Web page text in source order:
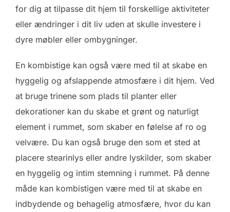
for dig at tilpasse dit hjem til forskellige aktiviteter
eller ændringer i dit liv uden at skulle investere i
dyre møbler eller ombygninger.
En kombistige kan også være med til at skabe en
hyggelig og afslappende atmosfære i dit hjem. Ved
at bruge trinene som plads til planter eller
dekorationer kan du skabe et grønt og naturligt
element i rummet, som skaber en følelse af ro og
velvære. Du kan også bruge den som et sted at
placere stearinlys eller andre lyskilder, som skaber
en hyggelig og intim stemning i rummet. På denne
måde kan kombistigen være med til at skabe en
indbydende og behagelig atmosfære, hvor du kan